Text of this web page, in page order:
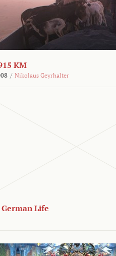
KM
/ Nikolaus Geyrhalter
Life